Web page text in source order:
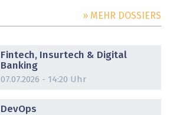
» MEHR DOSSIERS
Fintech, Insurtech & Digital
Banking
07.07.2026 - 14:20 Uhr
DevOps